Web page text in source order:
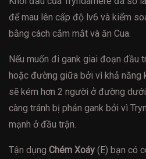
để mau lên cấp độ lv6 và kiểm
bằng cách cắm mắt và ăn Cua.
Nếu muốn đi gank giai đoạn đầu
hoặc đường giữa bởi vì khả năng
sẽ kém hơn 2 người ở đường
càng tránh bị phản gank bởi vì
mạnh ở đầu trận.
Tận dụng Chém Xoáy (E) bạn có